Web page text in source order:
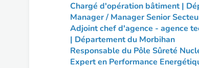
Chargé d'opération bâtiment |
Manager / Manager Senior
Adjoint chef d'agence - agence
| Département du Morbihan
Responsable du Pôle Sûreté
Expert en Performance